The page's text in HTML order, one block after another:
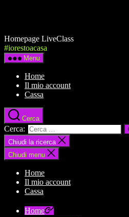
Homepage LiveClass
#iorestoacasa
Menu
Home
Il mio account
Cassa
Cerca
Cerca:
Chiudi la ricerca
Chiudi menu
Home
Il mio account
Cassa
Home